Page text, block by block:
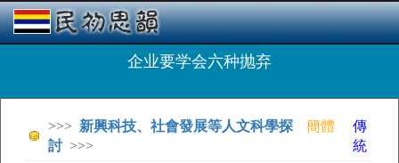
企业要学会六种抛弃
>>> 新興科技、社會發展等人文科學探
討>>>
簡體
傳
統